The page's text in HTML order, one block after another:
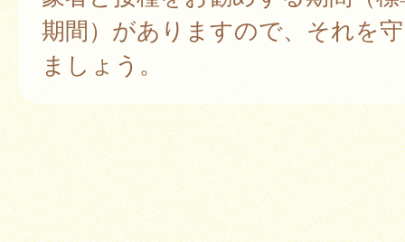
期間）がありますので、それを
ましょう。